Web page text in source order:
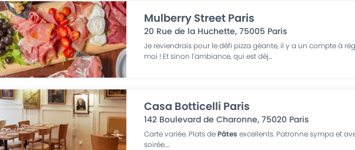
Mulberry Street Paris
20 Rue de la Huchette,75005 Paris
Je reviendrais pour le défi pizza géante, il y a un compte à
moi ! Et sinon l'ambiance, qui est déj...
Casa Botticelli Paris
142 Boulevard de Charonne,75020 Paris
Carte variée. Plats dePâtes excellents. Patronne sympa et
soirée....